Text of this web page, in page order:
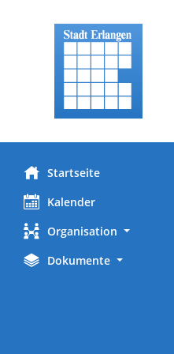
Startseite
Kalender
Organisation
Dokumente